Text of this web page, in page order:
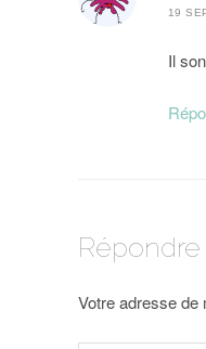
19
Il
Répondre
Votre adresse